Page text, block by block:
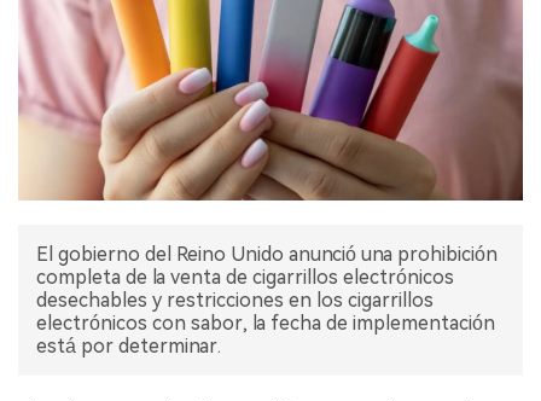
ENTREVISTA
El gobierno del Reino Unido anunció una prohibición
completa de la venta de cigarrillos electrónicos
desechables y restricciones en los cigarrillos
electrónicos con sabor, la fecha de implementación
está por determinar.